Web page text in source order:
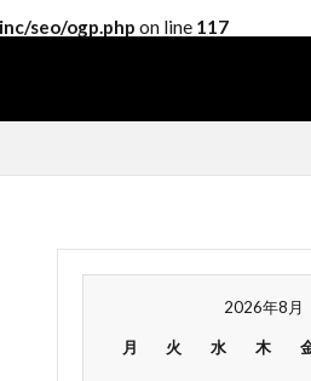
seo/ogp.php on line 117
2026年8月
月 火 水 木